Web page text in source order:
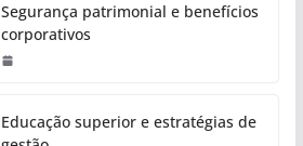
Segurança patrimonial e benefícios
corporativos
Educação superior e estratégias de